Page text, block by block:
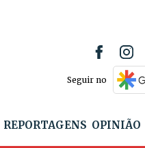
Seguir no
REPORTAGENS OPINIÃO